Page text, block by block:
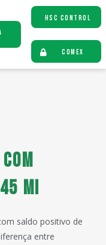
HSC CONTROL
COMEX
mi
saldo positivo de
entre